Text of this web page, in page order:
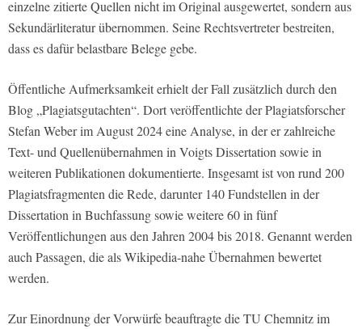
einzelne zitierte Quellen nicht im Original ausgewertet, sondern aus
Sekundärliteratur übernommen. Seine Rechtsvertreter bestreiten,
dass es dafür belastbare Belege gebe.
Öffentliche Aufmerksamkeit erhielt der Fall zusätzlich durch den
Blog „Plagiatsgutachten“. Dort veröffentlichte der Plagiatsforscher
Stefan Weber im August 2024 eine Analyse, in der er zahlreiche
Text- und Quellenübernahmen in Voigts Dissertation sowie in
weiteren Publikationen dokumentierte. Insgesamt ist von rund 200
Plagiatsfragmenten die Rede, darunter 140 Fundstellen in der
Dissertation in Buchfassung sowie weitere 60 in fünf
Veröffentlichungen aus den Jahren 2004 bis 2018. Genannt werden
auch Passagen, die als Wikipedia-nahe Übernahmen bewertet
werden.
Zur Einordnung der Vorwürfe beauftragte die TU Chemnitz im